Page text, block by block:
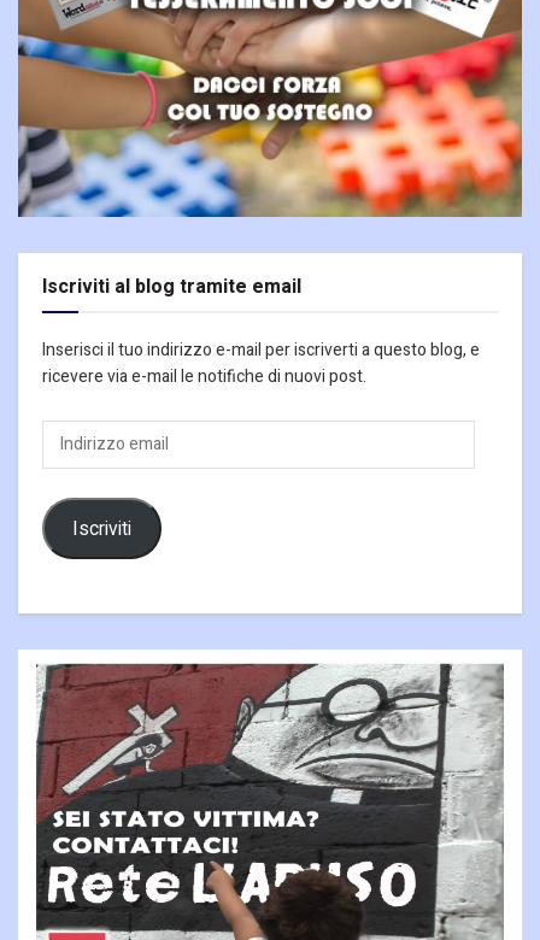
Iscriviti al blog tramite email
Inserisci il tuo indirizzo e-mail per iscriverti a questo blog, e
ricevere via e-mail le notifiche di nuovi post.
Indirizzo
email
Iscriviti